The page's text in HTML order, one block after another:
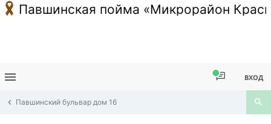
Павшинская пойма «Микрорайон
ВХОД
Павшинский бульвар дом 16